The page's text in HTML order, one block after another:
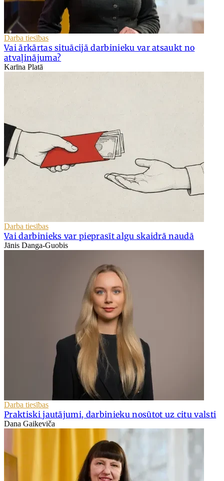
Darba tiesības
Vai ārkārtas situācijā darbinieku var atsaukt no
atvaļinājuma?
Karīna Platā
Darba tiesības
Vai darbinieks var pieprasīt algu skaidrā naudā
Jānis Danga-Guobis
Darba tiesības
Praktiski jautājumi, darbinieku nosūtot uz citu valsti
Dana Gaikeviča